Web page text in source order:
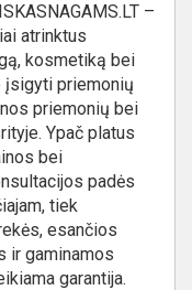
–
atrinktus
kosmetiką bei
įsigyti priemonių
priemonių bei
Ypač platus
bei
padės
tiek
esančios
ir gaminamos
garantija.